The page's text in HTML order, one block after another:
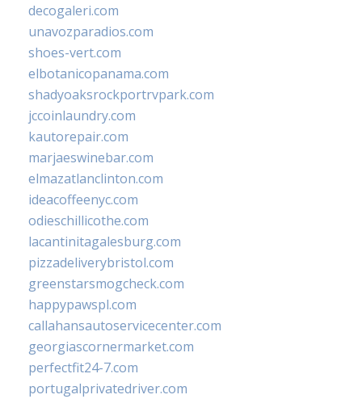
decogaleri.com
unavozparadios.com
shoes-vert.com
elbotanicopanama.com
shadyoaksrockportrvpark.com
jccoinlaundry.com
kautorepair.com
marjaeswinebar.com
elmazatlanclinton.com
ideacoffeenyc.com
odieschillicothe.com
lacantinitagalesburg.com
pizzadeliverybristol.com
greenstarsmogcheck.com
happypawspl.com
callahansautoservicecenter.com
georgiascornermarket.com
perfectfit24-7.com
portugalprivatedriver.com